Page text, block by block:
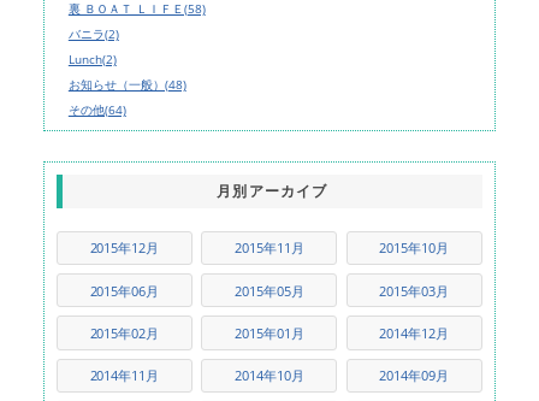
裏 ＢＯＡＴ ＬＩＦＥ(58)
バニラ(2)
Lunch(2)
お知らせ（一般）(48)
その他(64)
月別アーカイブ
2015年12月 2015年11月 2015年10月
2015年06月 2015年05月 2015年03月
2015年02月 2015年01月 2014年12月
2014年11月 2014年10月 2014年09月